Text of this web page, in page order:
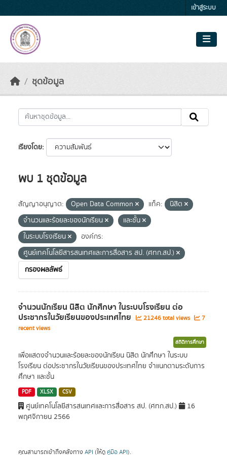
เข้าสู่ระบบ
ชุดข้อมูล
เรียงโดย
พบ 1 ชุดข้อมูล
สัญญาอนุญาต: Open Data Common แท็ค:
นิสิต
จำนวนและร้อยละของนักเรียน
และชั้น
ในระบบโรงเรียน
องค์กร:
ศูนย์เทคโนโลยีสารสนเทศและการสื่อสาร สป. (ศทก.สป.)
กรองผลลัพธ์
จำนวนนักเรียน นิสิต นักศึกษา ในระบบโรงเรียน ต่อ
ประชากรในวัยเรียนของประเทศไทย 21246 total views
7
recent views
สถิติการศึกษา
เพื่อแสดงจำนวนและร้อยละของนักเรียน นิสิต นักศึกษา ในระบบ
โรงเรียน ต่อประชากรในวัยเรียนของประเทศไทย จำแนกตามระดับการ
ศึกษา และชั้น
PDF XLSX CSV
ศูนย์เทคโนโลยีสารสนเทศและการสื่อสาร สป. (ศทก.สป.)
16
พฤศจิกายน 2566
คุณสามารถเข้าถึงคลังทาง API (ให้ดู คู่มือ API).